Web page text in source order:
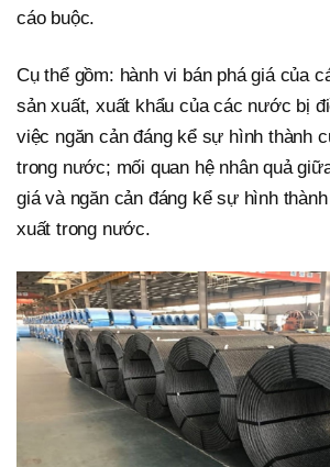
cáo buộc.
Cụ thể gồm: hành vi bán phá giá của
sản xuất, xuất khẩu của các nước bị
việc ngăn cản đáng kể sự hình thành
trong nước; mối quan hệ nhân quả
giá và ngăn cản đáng kể sự hình
xuất trong nước.